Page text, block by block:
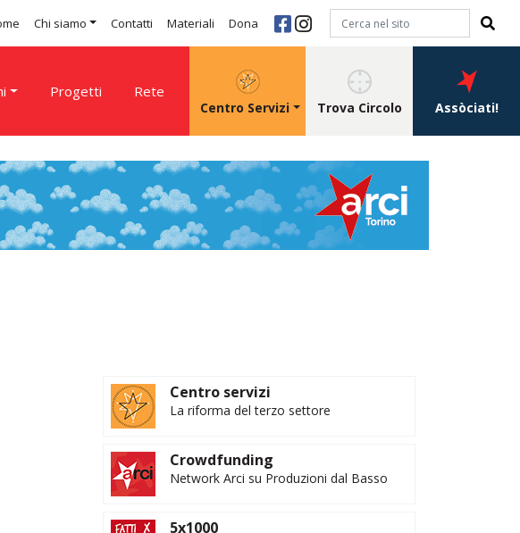
Chi siamo Contatti Materiali Dona
Progetti Rete
Centro Servizi Trova Circolo Assòciati!
Centro servizi
La riforma del terzo settore
Crowdfunding
Network Arci su Produzioni dal Basso
5x1000